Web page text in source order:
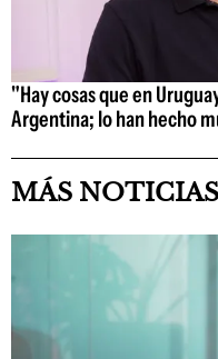
"Hay cosas que en
Argentina; lo han hecho
MÁS